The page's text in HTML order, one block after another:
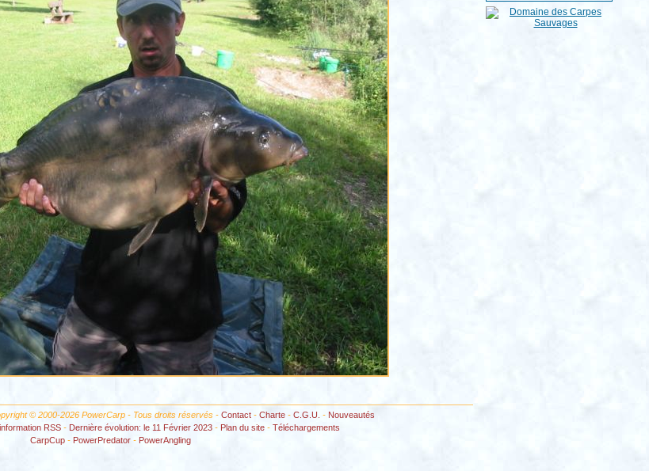
© 2000-2026 PowerCarp - Tous droits réservés - Contact- Charte- C.G.U. - Nouveautés
RSS - Dernière évolution: le 11 Février 2023 - Plan du site - Téléchargements
CarpCup- PowerPredator- PowerAngling